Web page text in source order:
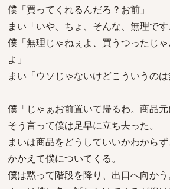
僕「買ってくれるんだろ？お前」
まい「いや、ちょ、そんな、無理です
僕「無理じゃねぇよ、買うつったじ
よ」
まい「ウソじゃないけどこういうのは
僕「じゃぁお前置いて帰るわ。商品元
そう言って僕は足早に立ち去った。
まいは商品をどうしていいかわから
かかえて僕についてくる。
僕は黙って階段を降り、出口へ向かう